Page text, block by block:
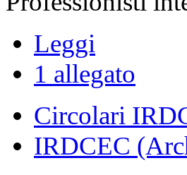
Leggi
1 allegato
Circolari
IRDCEC